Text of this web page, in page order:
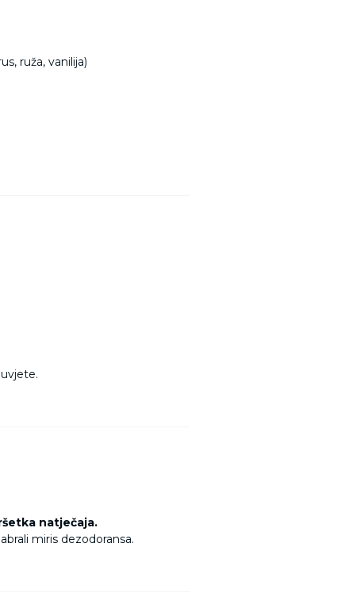
ruža, vanilija)
natječaja.
miris dezodoransa.